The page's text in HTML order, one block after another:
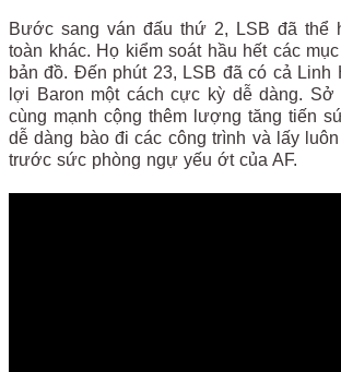
Bước sang ván đấu thứ 2, LSB đã thể
toàn khác. Họ kiểm soát hầu hết các
bản đồ. Đến phút 23, LSB đã có cả Linh
lợi Baron một cách cực kỳ dễ dàng.
cùng mạnh cộng thêm lượng tăng tiến
dễ dàng bào đi các công trình và lấy
trước sức phòng ngự yếu ớt của AF.